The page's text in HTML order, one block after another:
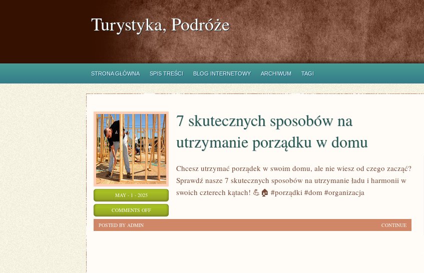
Turystyka, Podróże
STRONA GŁÓWNA SPIS TREŚCI BLOG INTERNETOWY ARCHIWUM TAGI
MAY - 1 - 2025
COMMENTS OFFON
7 skutecznych sposobów na
utrzymanie porządku w domu
Chcesz utrzymać porządek w swoim domu, ale nie wiesz od czego zacząć?
Sprawdź nasze 7 skutecznych sposobów na utrzymanie ładu i harmonii w
swoich czterech kątach! 💪🏠 #porządki #dom #organizacja
CONTINUE
POSTED BY ADMIN